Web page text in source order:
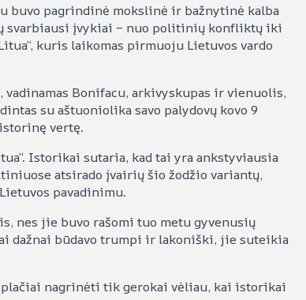
buvo pagrindinė mokslinė ir bažnytinė kalba
svarbiausi įvykiai – nuo politinių konfliktų iki
kuris laikomas pirmuoju Lietuvos vardo
vadinamas Bonifacu, arkivyskupas ir vienuolis,
su aštuoniolika savo palydovų kovo 9
vertę.
Istorikai sutaria, kad tai yra ankstyviausia
atsirado įvairių šio žodžio variantų,
pavadinimu.
nes jie buvo rašomi tuo metu gyvenusių
dažnai būdavo trumpi ir lakoniški, jie suteikia
nagrinėti tik gerokai vėliau, kai istorikai